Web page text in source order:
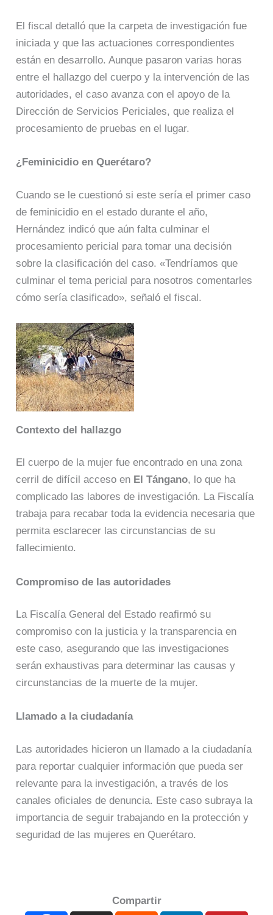
El fiscal detalló que la carpeta de investigación fue
iniciada y que las actuaciones correspondientes
están en desarrollo. Aunque pasaron varias horas
entre el hallazgo del cuerpo y la intervención de las
autoridades, el caso avanza con el apoyo de la
Dirección de Servicios Periciales, que realiza el
procesamiento de pruebas en el lugar.
¿Feminicidio en Querétaro?
Cuando se le cuestionó si este sería el primer caso
de feminicidio en el estado durante el año,
Hernández indicó que aún falta culminar el
procesamiento pericial para tomar una decisión
sobre la clasificación del caso. «Tendríamos que
culminar el tema pericial para nosotros comentarles
cómo sería clasificado», señaló el fiscal.
Contexto del hallazgo
El cuerpo de la mujer fue encontrado en una zona
cerril de difícil acceso en El Tángano, lo que ha
complicado las labores de investigación. La Fiscalía
trabaja para recabar toda la evidencia necesaria que
permita esclarecer las circunstancias de su
fallecimiento.
Compromiso de las autoridades
La Fiscalía General del Estado reafirmó su
compromiso con la justicia y la transparencia en
este caso, asegurando que las investigaciones
serán exhaustivas para determinar las causas y
circunstancias de la muerte de la mujer.
Llamado a la ciudadanía
Las autoridades hicieron un llamado a la ciudadanía
para reportar cualquier información que pueda ser
relevante para la investigación, a través de los
canales oficiales de denuncia. Este caso subraya la
importancia de seguir trabajando en la protección y
seguridad de las mujeres en Querétaro.
Compartir